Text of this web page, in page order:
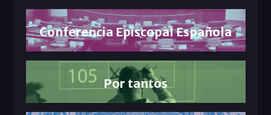
Conferencia Episcopal Española
Por tantos